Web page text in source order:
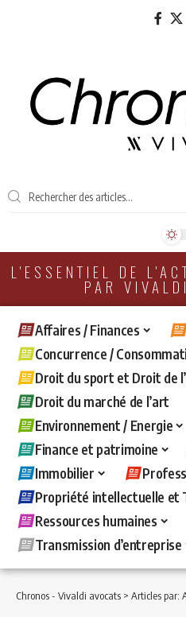
L'ESSENTIEL DE
PAR
Affaires / Finances
Concurrence /
Droit du sport et Droit de
Droit du marché de l’art
Environnement / Energie
Finance et patrimoine
Immobilier
Propriété intellectuelle et
Ressources humaines
Transmission d’entreprise
Chronos - Vivaldi avocats > Articles par: